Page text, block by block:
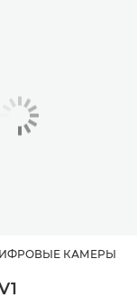
КАМЕРЫ